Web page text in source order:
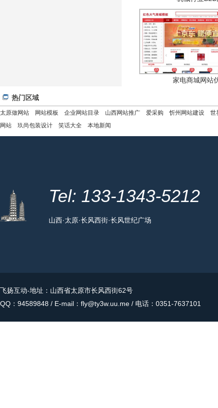
家电商城网站
热门区域
太原做网站 网站模板 企业网站目录 山西网站推广 爱采购 忻州网站建设
世
网站
玖尚包装设计 笑话大全 本地新闻
Tel: 133-1343-5212
山西·太原·长风西街·长风世纪广场
飞扬互动-地址：山西省太原市长风西街62号
QQ：94589848 / E-mail：fly@ty3w.uu.me / 电话：0351-7637101